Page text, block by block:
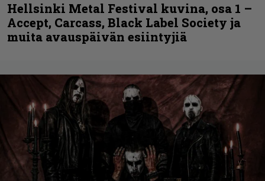
Hellsinki Metal Festival kuvina, osa 1 –
Accept, Carcass, Black Label Society ja
muita avauspäivän esiintyjiä